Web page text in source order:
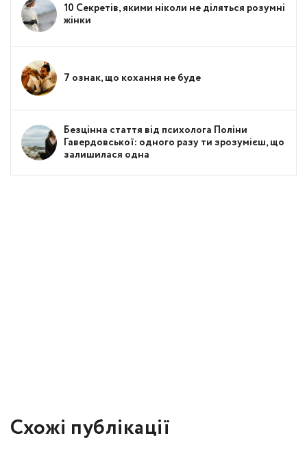
10 Секретів, якими ніколи не діляться розумні
жінки
7 ознак, що кохання не буде
Безцінна стаття від психолога Поліни
Гавердовської: одного разу ти зрозумієш, що
залишилася одна
Схожі публікації